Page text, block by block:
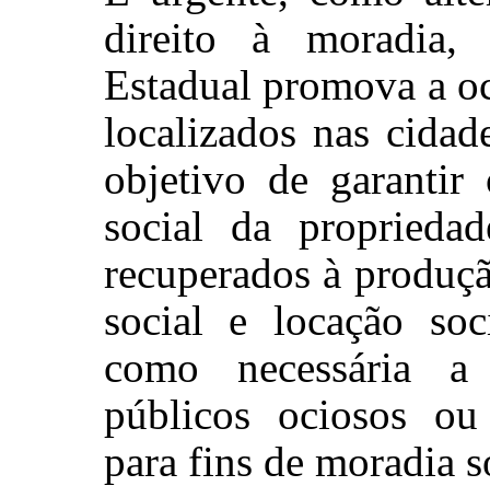
direito à moradia,
Estadual promova a
localizados nas
objetivo de garantir
social da
recuperados à
social e locação
como necessária
públicos ociosos ou
para fins de moradia